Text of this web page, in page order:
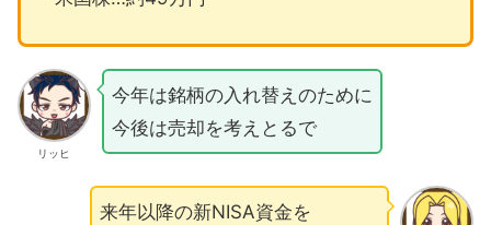
リッヒ
今年は銘柄の入れ替えのために
今後は売却を考えとるで
来年以降の新NISA資金を